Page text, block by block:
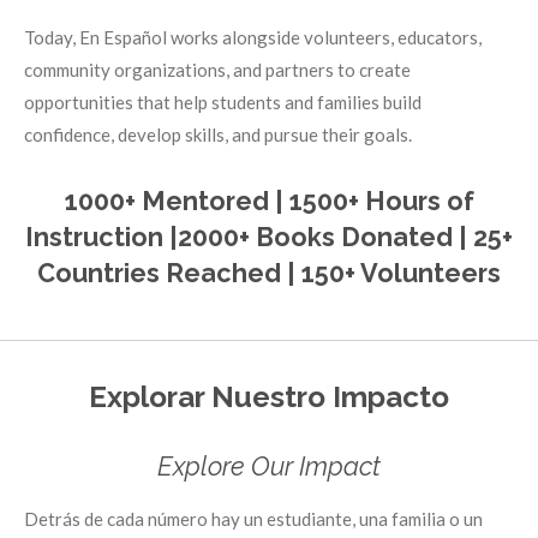
Today, En Español works alongside volunteers, educators,
community organizations, and partners to create
opportunities that help students and families build
confidence, develop skills, and pursue their goals.
1000+ Mentored | 1500+ Hours of
Instruction |2000+ Books Donated | 25+
Countries Reached | 150+ Volunteers
Explorar Nuestro Impacto
Explore Our Impact
Detrás de cada número hay un estudiante, una familia o un